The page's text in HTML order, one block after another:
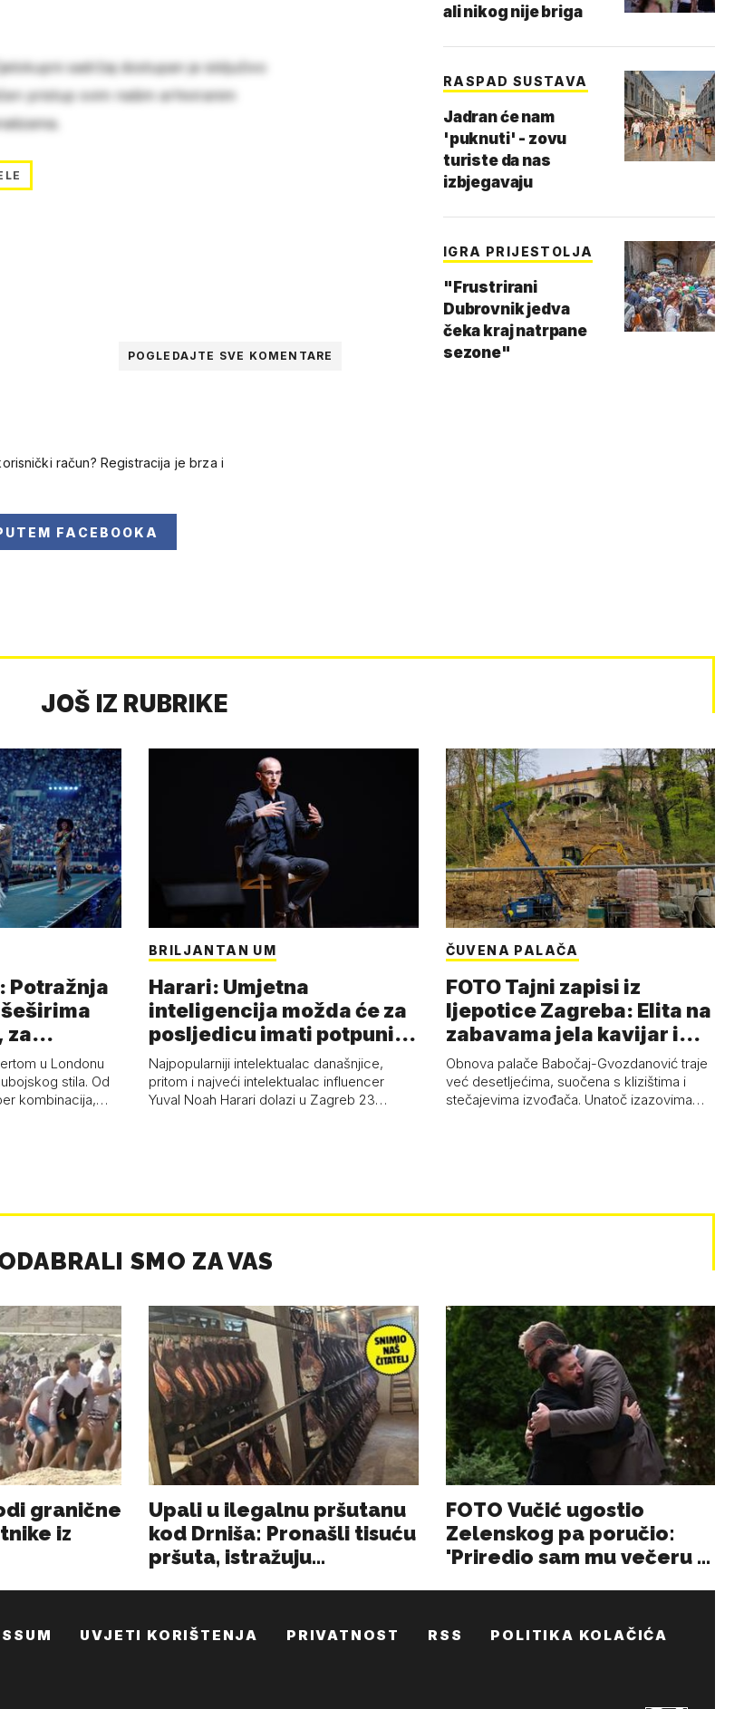
sadržaj dostupan je isključivo
pristup svim našim arhiviranim
POGLEDAJTE SVE KOMENTARE
račun? Registracija je brza i
FACEBOOKA
ali nikog nije briga
RASPAD SUSTAVA
Jadran će nam
'puknuti' - zovu
turiste da nas
izbjegavaju
IGRA PRIJESTOLJA
"Frustrirani
Dubrovnik jedva
čeka kraj natrpane
sezone"
JOŠ IZ RUBRIKE
Potražnja
za
u Londonu
stila. Od
kombinacija,…
BRILJANTAN UM
Harari: Umjetna
inteligencija možda će za
posljedicu imati potpuni
kolaps čovje…
Najpopularniji intelektualac današnjice,
pritom i najveći intelektualac influencer
Yuval Noah Harari dolazi u Zagreb 23…
ČUVENA PALAČA
FOTO Tajni zapisi iz
ljepotice Zagreba: Elita na
zabavama jela kavijar i
pud…
Obnova palače Babočaj-Gvozdanović traje
već desetljećima, suočena s klizištima i
stečajevima izvođača. Unatoč izazovima…
UVJETI KORIŠTENJA PRIVATNOST RSS POLITIKA KOLAČIĆA